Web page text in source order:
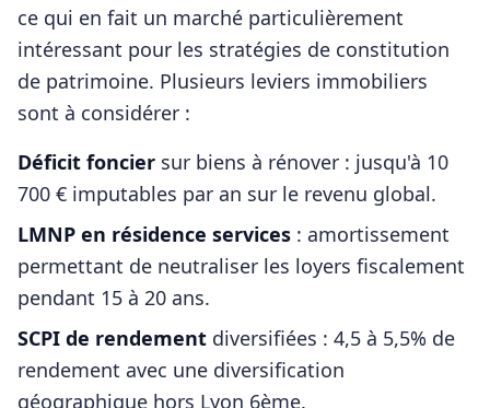
ce qui en fait un marché particulièrement
intéressant pour les stratégies de constitution
de patrimoine. Plusieurs leviers immobiliers
sont à considérer :
Déficit foncier sur biens à rénover : jusqu'à 10
700 € imputables par an sur le revenu global.
LMNP en résidence services : amortissement
permettant de neutraliser les loyers fiscalement
pendant 15 à 20 ans.
SCPI de rendement diversifiées : 4,5 à 5,5% de
rendement avec une diversification
géographique hors Lyon 6ème.